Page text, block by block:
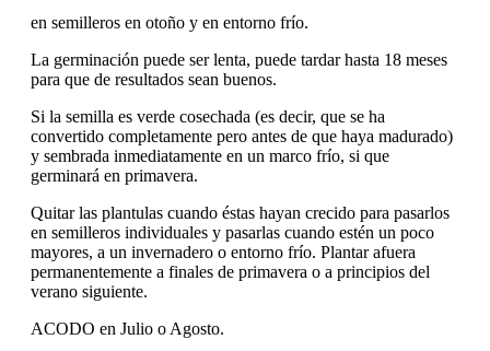
en semilleros en otoño y en entorno frío.
La germinación puede ser lenta, puede tardar hasta 18 meses
para que de resultados sean buenos.
Si la semilla es verde cosechada (es decir, que se ha
convertido completamente pero antes de que haya madurado)
y sembrada inmediatamente en un marco frío, si que
germinará en primavera.
Quitar las plantulas cuando éstas hayan crecido para pasarlos
en semilleros individuales y pasarlas cuando estén un poco
mayores, a un invernadero o entorno frío. Plantar afuera
permanentemente a finales de primavera o a principios del
verano siguiente.
ACODO en Julio o Agosto.